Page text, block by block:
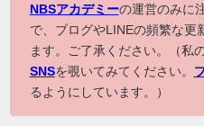
NBSアカデミーの運営のみに
で、ブログやLINEの頻繁な更
ます。ご了承ください。（私
SNSを覗いてみてください。
るようにしています。）